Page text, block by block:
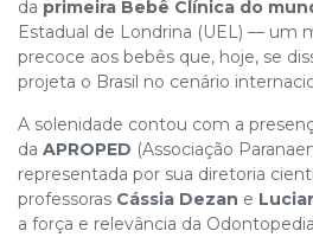
da primeira Bebê Clínica do
Estadual de Londrina (UEL) — um
precoce aos bebês que, hoje, se
projeta o Brasil no cenário
A solenidade contou com a
da APROPED (Associação
representada por sua diretoria
professoras Cássia Dezan e
a força e relevância da